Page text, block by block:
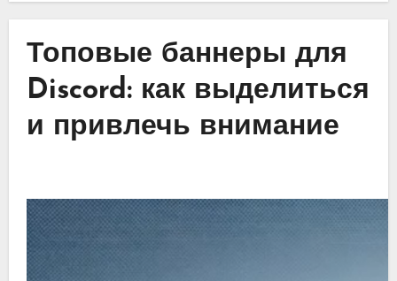
Топовые баннеры для
Discord: как выделиться
и привлечь внимание